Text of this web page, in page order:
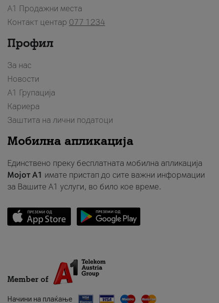
A1 Продажни места
Контакт центар 077 1234
Профил
За нас
Новости
А1 Групација
Кариера
Заштита на лични податоци
Мобилна апликација
Единствено преку бесплатната мобилна апликација
Мојот A1 имате пристап до сите важни информации
за Вашите A1 услуги, во било кое време.
Member of
Начини на плаќање